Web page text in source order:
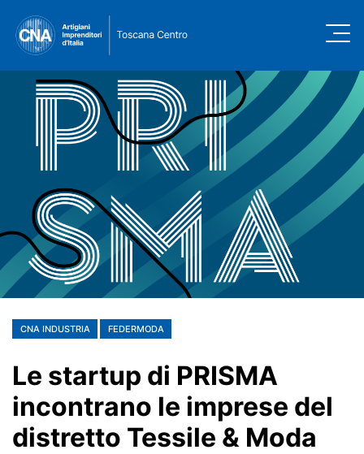
CNA INDUSTRIA FEDERMODA
Le startup di PRISMA
incontrano le imprese del
distretto Tessile & Moda